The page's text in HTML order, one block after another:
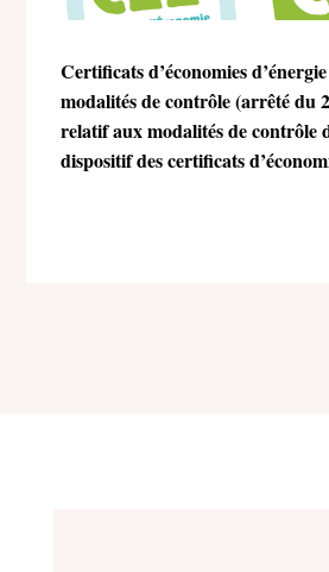
Certificats d’économies
modalités de contrôle (arrêté du
relatif aux modalités de contrôle
dispositif des certificats